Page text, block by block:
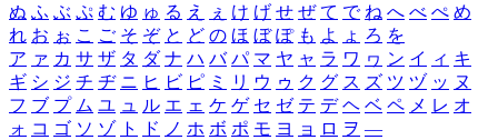
ぬ ふ ぶ ぷ む ゆ ゅ る え ぇ け げ せ ぜ て で ね へ べ ぺ め
れ お ぉ こ ご そ ぞ と ど の ほ ぼ ぽ も よ ょ ろ を
ア ァ カ サ ザ タ ダ ナ ハ バ パ マ ヤ ャ ラ ワ ヮ ン イ ィ キ
ギ シ ジ チ ヂ ニ ヒ ビ ピ ミ リ ウ ゥ ク グ ス ズ ツ ヅ ッ ヌ
フ ブ プ ム ユ ュ ル エ ェ ケ ゲ セ ゼ テ デ ヘ ベ ペ メ レ オ
ォ コ ゴ ソ ゾ ト ド ノ ホ ボ ポ モ ヨ ョ ロ ヲ ―